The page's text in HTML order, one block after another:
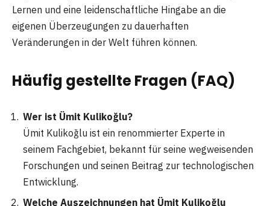
Lernen und eine leidenschaftliche Hingabe an die
eigenen Überzeugungen zu dauerhaften
Veränderungen in der Welt führen können.
Häufig gestellte Fragen (FAQ)
Wer ist Ümit Kulikoğlu?
Ümit Kulikoğlu ist ein renommierter Experte in
seinem Fachgebiet, bekannt für seine wegweisenden
Forschungen und seinen Beitrag zur technologischen
Entwicklung.
Welche Auszeichnungen hat Ümit Kulikoğlu